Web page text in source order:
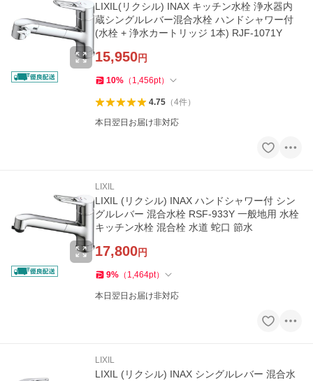
LIXIL(リクシル) INAX キッチン水栓 浄水器内
蔵シングルレバー混合水栓 ハンドシャワー付
(水栓 + 浄水カートリッジ 1本) RJF-1071Y
15,950円
10% （ 1,456pt）
4.75（4件）
本日翌日お届け非対応
LIXIL
LIXIL (リクシル) INAX ハンドシャワー付 シン
グルレバー 混合水栓 RSF-933Y 一般地用 水栓
キッチン水栓 混合栓 水道 蛇口 節水
17,800円
9% （ 1,464pt）
本日翌日お届け非対応
LIXIL
LIXIL (リクシル) INAX シングルレバー 混合水